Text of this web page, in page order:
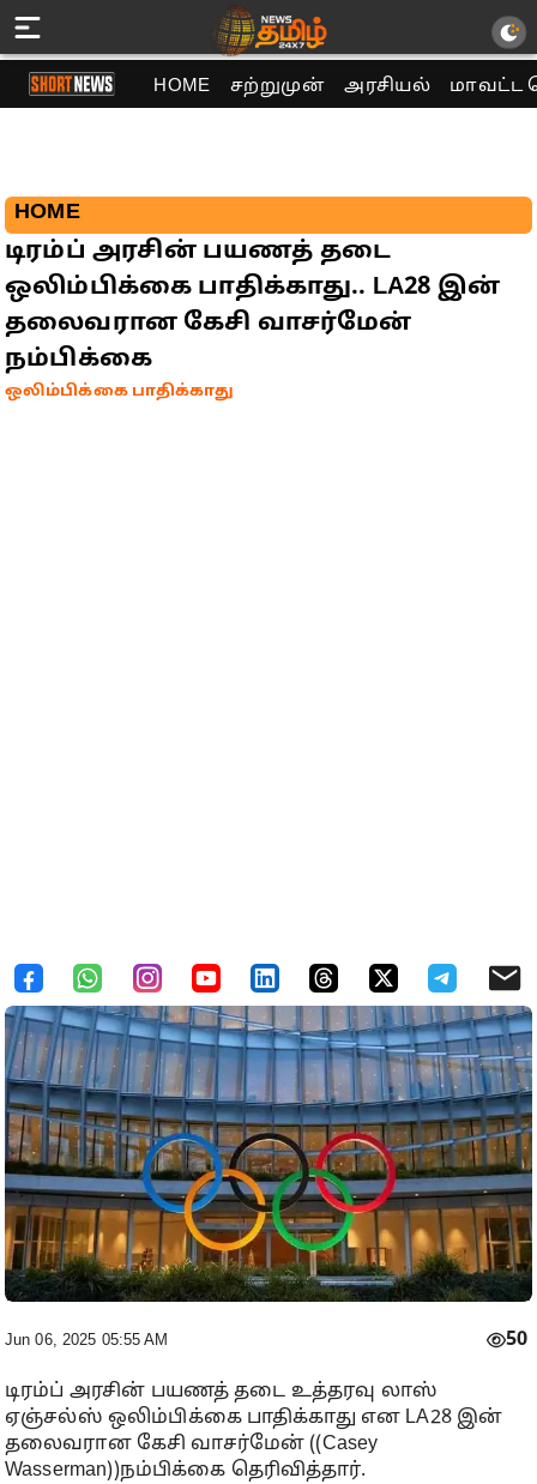
HOME சற்றுமுன் அரசியல் மாவட்ட
HOME
டிரம்ப் அரசின் பயணத் தடை
ஒலிம்பிக்கை பாதிக்காது.. LA28 இன்
தலைவரான கேசி வாசர்மேன்
நம்பிக்கை
ஒலிம்பிக்கை பாதிக்காது
Jun 06, 2025 05:55 AM 50
டிரம்ப் அரசின் பயணத் தடை உத்தரவு லாஸ்
ஏஞ்சல்ஸ் ஒலிம்பிக்கை பாதிக்காது என LA28 இன்
தலைவரான கேசி வாசர்மேன் ((Casey
Wasserman))நம்பிக்கை தெரிவித்தார்.